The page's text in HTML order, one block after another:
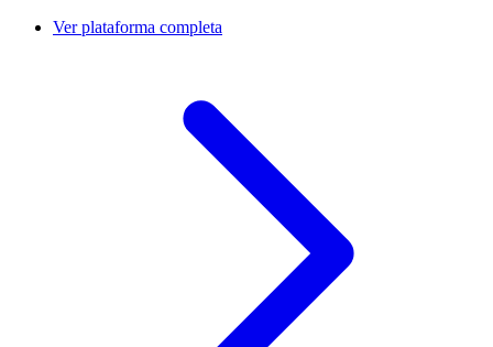
Ver plataforma completa